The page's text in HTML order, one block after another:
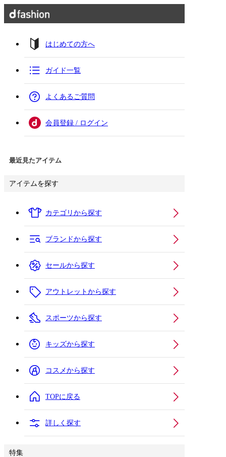
はじめての方へ
ガイド一覧
よくあるご質問
会員登録 / ログイン
最近見たアイテム
アイテムを探す
カテゴリから探す
ブランドから探す
セールから探す
アウトレットから探す
スポーツから探す
キッズから探す
コスメから探す
TOPに戻る
詳しく探す
特集